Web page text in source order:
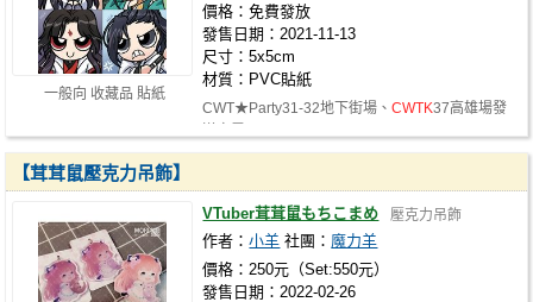
一般向 收藏品 貼紙
價格：免費發放
發售日期：2021-11-13
尺寸：5x5cm
材質：PVC貼紙
CWT★Party31-32地下街場、CWTK37高雄場發
【茸茸鼠壓克力吊飾】
VTuber茸茸鼠もちこまめ 壓克力吊飾
作者：小羊 社團： 魔力羊
價格：250元（Set:550元）
發售日期：2022-02-26